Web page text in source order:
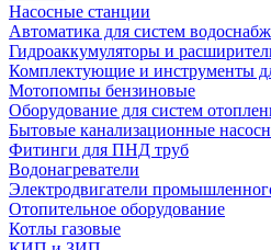
Насосные станции
Автоматика для систем
Гидроаккумуляторы и
Комплектующие и инструменты
Мотопомпы бензиновые
Оборудование для систем
Бытовые канализационные
Фитинги для ПНД труб
Водонагреватели
Электродвигатели
Отопительное оборудование
Котлы газовые